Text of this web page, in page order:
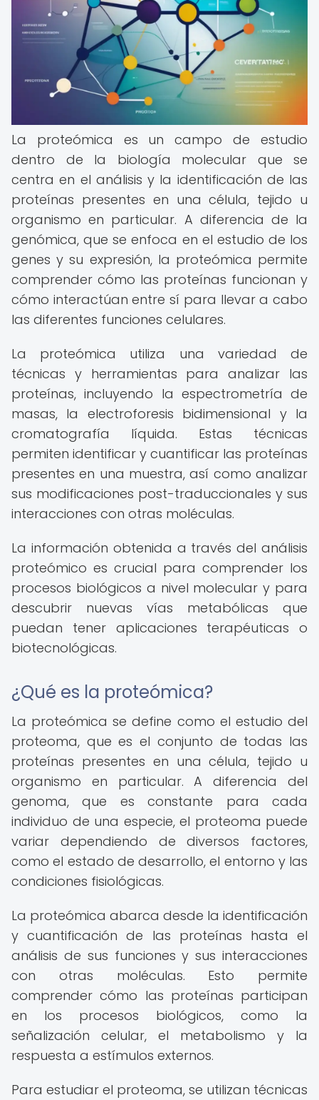
La proteómica es un campo de estudio
dentro de la biología molecular que se
centra en el análisis y la identificación de las
proteínas presentes en una célula, tejido u
organismo en particular. A diferencia de la
genómica, que se enfoca en el estudio de los
genes y su expresión, la proteómica permite
comprender cómo las proteínas funcionan y
cómo interactúan entre sí para llevar a cabo
las diferentes funciones celulares.
La proteómica utiliza una variedad de
técnicas y herramientas para analizar las
proteínas, incluyendo la espectrometría de
masas, la electroforesis bidimensional y la
cromatografía líquida. Estas técnicas
permiten identificar y cuantificar las proteínas
presentes en una muestra, así como analizar
sus modificaciones post-traduccionales y sus
interacciones con otras moléculas.
La información obtenida a través del análisis
proteómico es crucial para comprender los
procesos biológicos a nivel molecular y para
descubrir nuevas vías metabólicas que
puedan tener aplicaciones terapéuticas o
biotecnológicas.
¿Qué es la proteómica?
La proteómica se define como el estudio del
proteoma, que es el conjunto de todas las
proteínas presentes en una célula, tejido u
organismo en particular. A diferencia del
genoma, que es constante para cada
individuo de una especie, el proteoma puede
variar dependiendo de diversos factores,
como el estado de desarrollo, el entorno y las
condiciones fisiológicas.
La proteómica abarca desde la identificación
y cuantificación de las proteínas hasta el
análisis de sus funciones y sus interacciones
con otras moléculas. Esto permite
comprender cómo las proteínas participan
en los procesos biológicos, como la
señalización celular, el metabolismo y la
respuesta a estímulos externos.
Para estudiar el proteoma, se utilizan técnicas